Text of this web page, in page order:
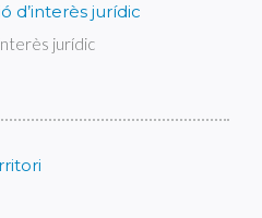
d’interès jurídic
jurídic